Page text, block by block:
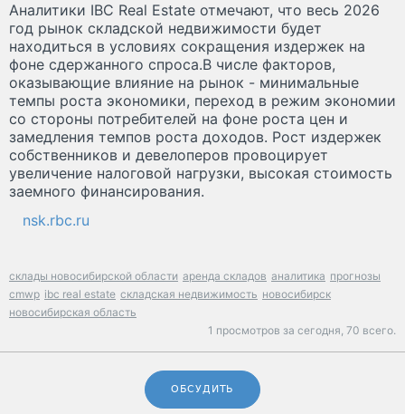
Аналитики IBC Real Estate отмечают, что весь 2026
год рынок складской недвижимости будет
находиться в условиях сокращения издержек на
фоне сдержанного спроса.В числе факторов,
оказывающие влияние на рынок - минимальные
темпы роста экономики, переход в режим экономии
со стороны потребителей на фоне роста цен и
замедления темпов роста доходов. Рост издержек
собственников и девелоперов провоцирует
увеличение налоговой нагрузки, высокая стоимость
заемного финансирования.
nsk.rbc.ru
склады новосибирской области аренда складов аналитика прогнозы
cmwp ibc real estate складская недвижимость новосибирск
новосибирская область
1 просмотров за сегодня, 70 всего.
ОБСУДИТЬ